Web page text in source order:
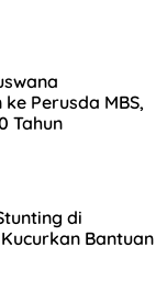
Perusda MBS,
Tahun
di
Bantuan